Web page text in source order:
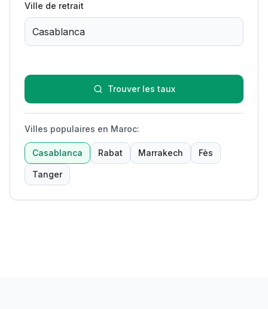
Ville de retrait
Trouver les taux
Villes populaires en Maroc:
Casablanca Rabat Marrakech Fès
Tanger